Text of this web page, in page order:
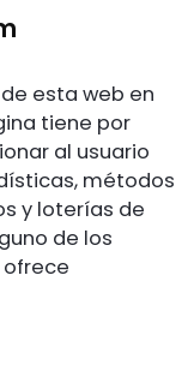
esta web en
tiene por
al usuario
métodos
y loterías de
de los